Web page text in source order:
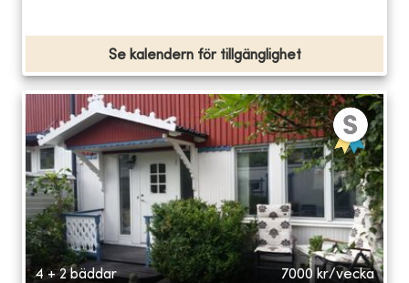
Se kalendern för tillgänglighet
4 + 2 bäddar 7000 kr/vecka